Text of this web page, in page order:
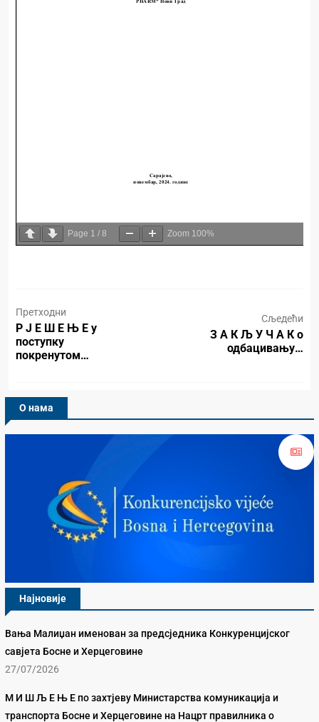
Page 1 / 8 Zoom 100%
Претходни
Р Ј Е Ш Е Њ Е у
поступку
покренутом…
Сљедећи
З А К Љ У Ч А К о
одбацивању…
О нама
Најновије
Вања Малиџан именован за предсједника Конкуренцијског
савјета Босне и Херцеговине
27/07/2026
М И Ш Љ Е Њ Е по захтјеву Министарства комуникација и
транспорта Босне и Херцеговине на Нацрт правилника о